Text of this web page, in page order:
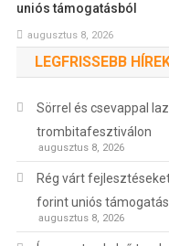
uniós támogatásból
augusztus 8, 2026
LEGFRISSEBB
Sörrel és csevappal
trombitafesztiválon
augusztus 8, 2026
Rég várt
forint uniós
augusztus 8, 2026